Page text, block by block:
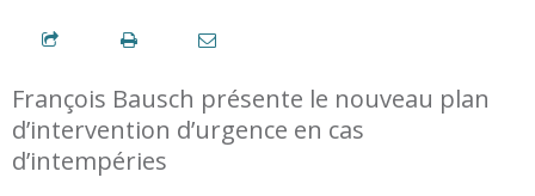
François Bausch présente le nouveau plan
d’intervention d’urgence en cas
d’intempéries